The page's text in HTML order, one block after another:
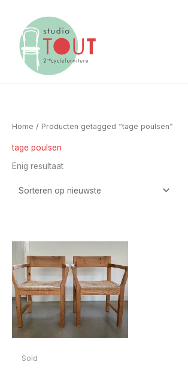
inhoud
Home / Producten getagged “tage poulsen”
tage poulsen
Enig resultaat
Sold